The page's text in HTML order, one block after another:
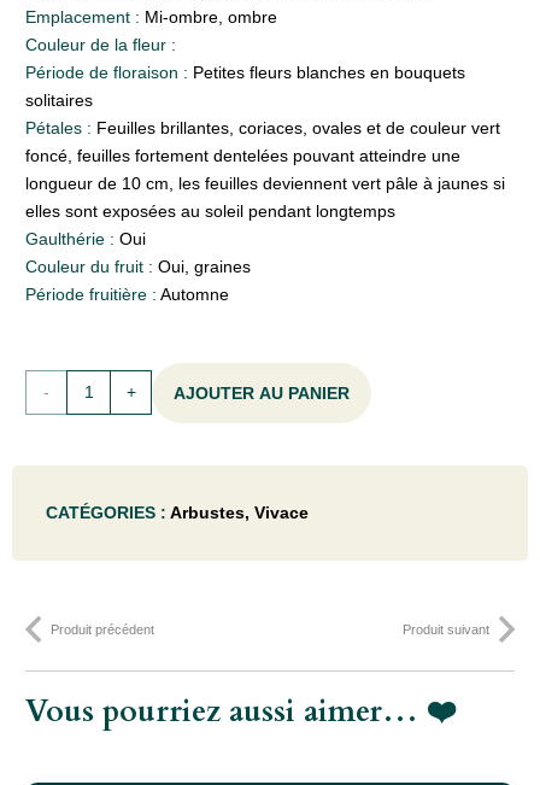
Emplacement : Mi-ombre, ombre
Couleur de la fleur :
Période de floraison : Petites fleurs blanches en bouquets
solitaires
Pétales : Feuilles brillantes, coriaces, ovales et de couleur vert
foncé, feuilles fortement dentelées pouvant atteindre une
longueur de 10 cm, les feuilles deviennent vert pâle à jaunes si
elles sont exposées au soleil pendant longtemps
Gaulthérie : Oui
Couleur du fruit : Oui, graines
Période fruitière : Automne
quantité
terminalis
- P9
AJOUTER AU PANIER
CATÉGORIES : Arbustes, Vivace
Produit précédent Produit suivant
Vous pourriez aussi aimer… ❤️